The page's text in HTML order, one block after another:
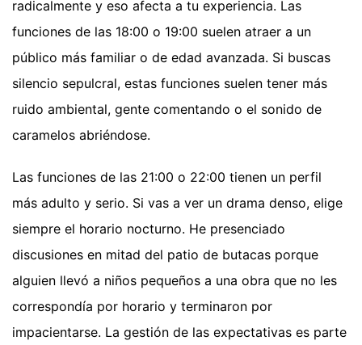
radicalmente y eso afecta a tu experiencia. Las
funciones de las 18:00 o 19:00 suelen atraer a un
público más familiar o de edad avanzada. Si buscas
silencio sepulcral, estas funciones suelen tener más
ruido ambiental, gente comentando o el sonido de
caramelos abriéndose.
Las funciones de las 21:00 o 22:00 tienen un perfil
más adulto y serio. Si vas a ver un drama denso, elige
siempre el horario nocturno. He presenciado
discusiones en mitad del patio de butacas porque
alguien llevó a niños pequeños a una obra que no les
correspondía por horario y terminaron por
impacientarse. La gestión de las expectativas es parte